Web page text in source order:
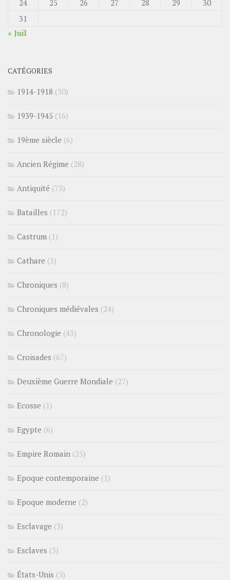
24
25 26 27 28 29
30
31
« Juil
CATÉGORIES
1914-1918 (30)
1939-1945 (16)
19ème siècle (6)
Ancien Régime (28)
Antiquité (73)
Batailles (172)
Castrum (1)
Cathare (3)
Chroniques (8)
Chroniques médiévales (24)
Chronologie (43)
Croisades (67)
Deuxième Guerre Mondiale (27)
Ecosse (1)
Egypte (6)
Empire Romain (25)
Epoque contemporaine (1)
Epoque moderne (2)
Esclavage (3)
Esclaves (3)
États-Unis (5)